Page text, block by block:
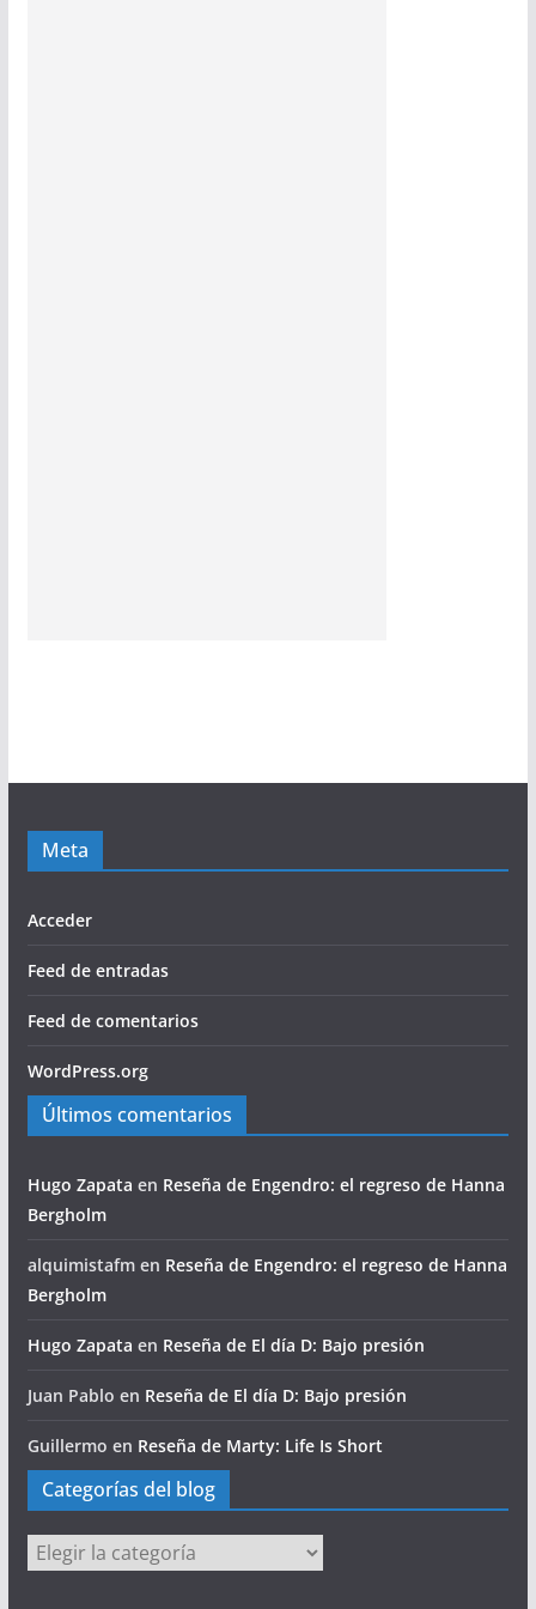
Meta
Acceder
Feed de entradas
Feed de comentarios
WordPress.org
Últimos comentarios
Hugo Zapata en Reseña de Engendro: el regreso de Hanna
Bergholm
alquimistafmen Reseña de Engendro: el regreso de Hanna
Bergholm
Hugo Zapata en Reseña de El día D: Bajo presión
Juan Pablo en Reseña de El día D: Bajo presión
Guillermo en Reseña de Marty: Life Is Short
Categorías del blog
Categorías
del